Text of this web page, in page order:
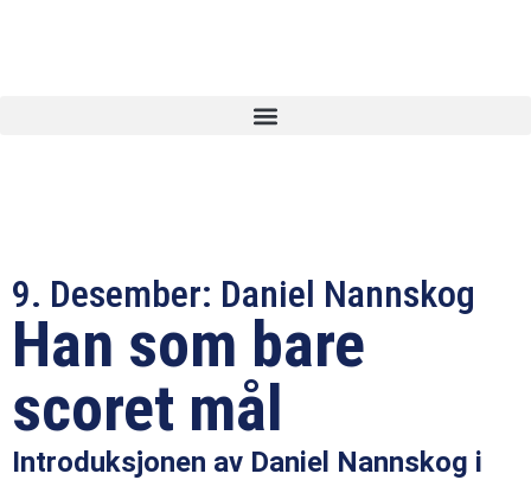
9. Desember: Daniel Nannskog
Han som bare
scoret mål
Introduksjonen av Daniel Nannskog i